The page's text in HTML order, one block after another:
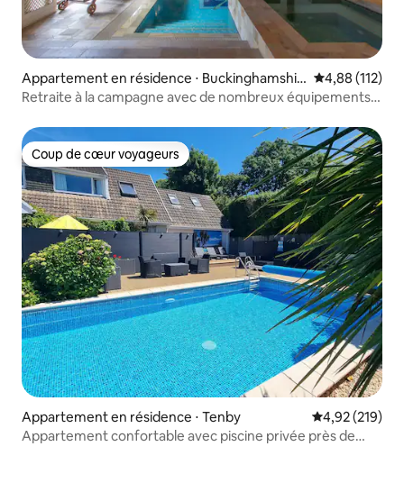
Appartement en résidence ⋅ Buckinghamshir
e
Évaluation
4,88 (112)
Retraite à la campagne avec de nombreux équipements
Coup de cœur voyageurs
Coup de cœur voyageurs
Appartement en résidence ⋅ Tenby Évaluation
4,92 (219)
Appartement confortable avec piscine privée près de